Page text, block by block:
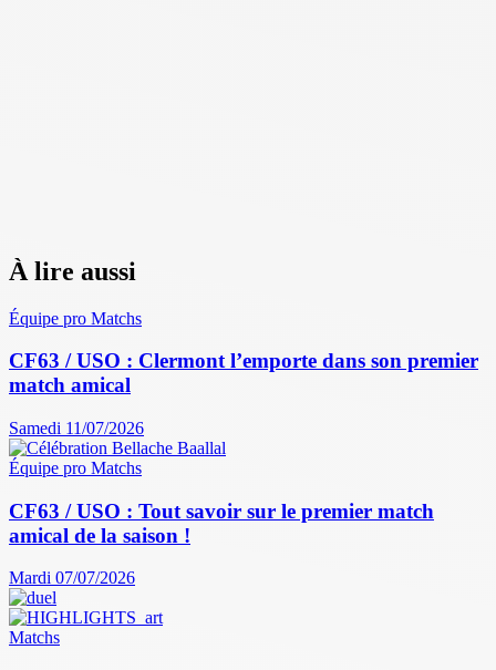
À lire aussi
Équipe pro Matchs
CF63 / USO : Clermont l’emporte dans son premier
match amical
Samedi 11/07/2026
Équipe pro Matchs
CF63 / USO : Tout savoir sur le premier match
amical de la saison !
Mardi 07/07/2026
Matchs